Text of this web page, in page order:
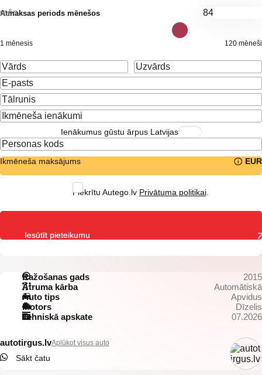
Atmaksas periods mēnešos
mēn.
1 mēnesis 120 mēneši
Ienākumus gūstu ārpus Latvijas
Ikmēneša maksājums EUR
Piekrītu Autego.lv Privātuma politikai.
Ražošanas gads
2015
Ātruma kārba
Automātiskā
Auto tips
Apvidus
Motors
Dīzelis
Tehniskā apskate
07.2026
autotirgus.lvAplūkot visus auto
Sākt čatu